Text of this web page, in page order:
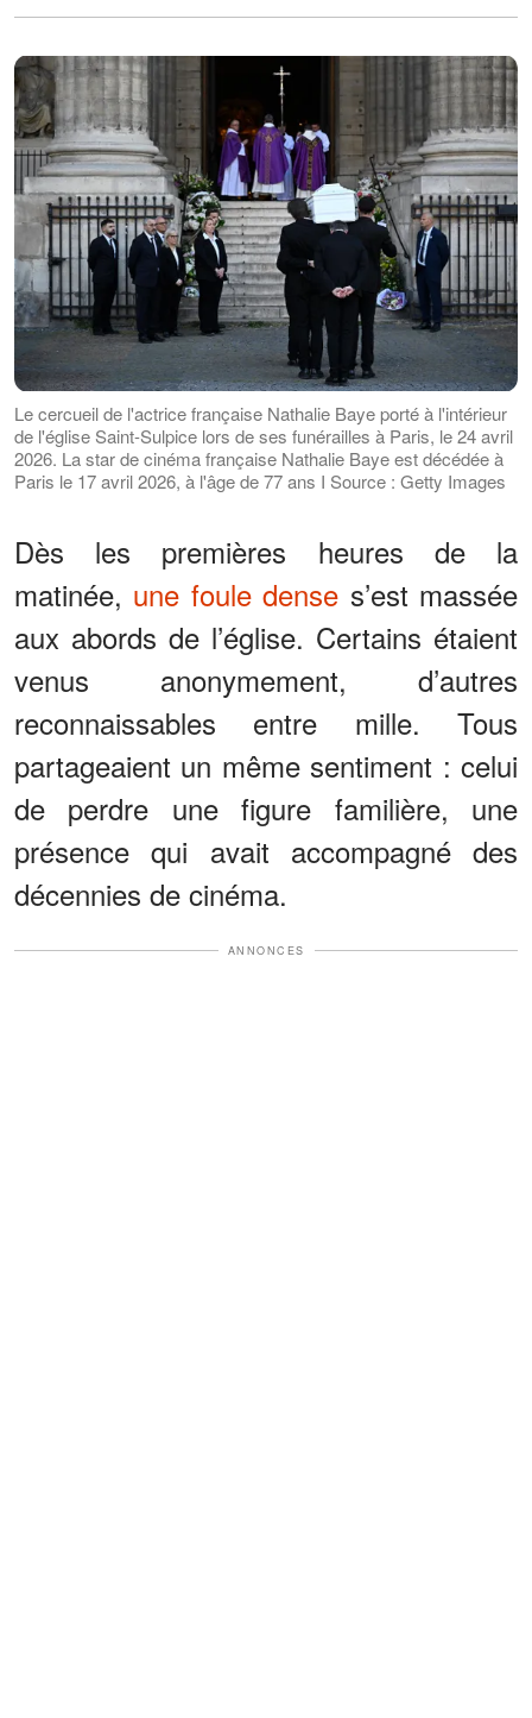
Le cercueil de l'actrice française Nathalie Baye porté à l'intérieur
de l'église Saint-Sulpice lors de ses funérailles à Paris, le 24 avril
2026. La star de cinéma française Nathalie Baye est décédée à
Paris le 17 avril 2026, à l'âge de 77 ans I Source : Getty Images
Dès les premières heures de la
matinée, une foule dense s’est massée
aux abords de l’église. Certains étaient
venus anonymement, d’autres
reconnaissables entre mille. Tous
partageaient un même sentiment : celui
de perdre une figure familière, une
présence qui avait accompagné des
décennies de cinéma.
ANNONCES